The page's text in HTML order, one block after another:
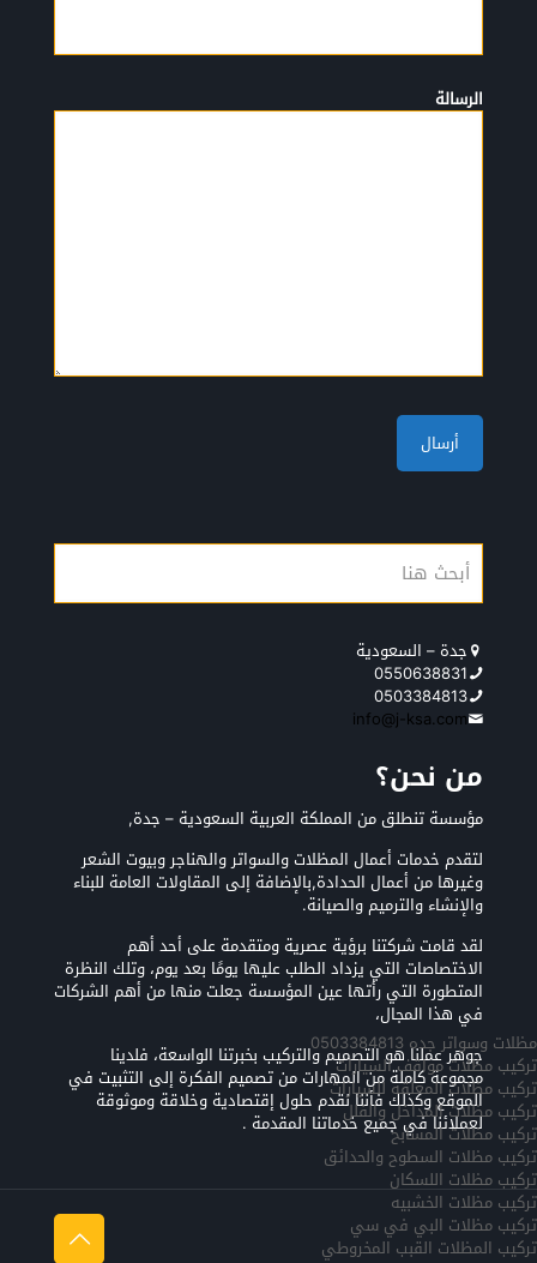
الرسالة
جدة – السعودية
0550638831
0503384813
info@j-ksa.com
من نحن؟
مؤسسة تنطلق من المملكة العربية السعودية – جدة,
لتقدم خدمات أعمال المظلات والسواتر والهناجر وبيوت الشعر
وغيرها من أعمال الحدادة,بالإضافة إلى المقاولات العامة للبناء
والإنشاء والترميم والصيانة.
لقد قامت شركتنا برؤية عصرية ومتقدمة على أحد أهم
الاختصاصات التي يزداد الطلب عليها يومًا بعد يوم، وتلك النظرة
المتطورة التي رأتها عين المؤسسة جعلت منها من أهم الشركات
في هذا المجال،
جوهر عملنا هو التصميم والتركيب بخبرتنا الواسعة، فلدينا
مجموعة كاملة من المهارات من تصميم الفكرة إلى التثبيت في
الموقع وكذلك فأننا نقدم حلول إقتصادية وخلاقة وموثوقة
لعملائنا في جميع خدماتنا المقدمة .
مظلات وسواتر جده 0503384813
تركيب مظلات مواقف السيارات
تركيب مظلات المعلقه للسيارات
تركيب مظلات المداخل والفلل
تركيب مظلات المسابح
تركيب مظلات السطوح والحدائق
تركيب مظلات اللسكان
تركيب مظلات الخشبيه
تركيب مظلات البي في سي
تركيب المظلات القبب المخروطي